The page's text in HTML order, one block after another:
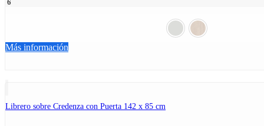
6
Más información
Librero sobre Credenza con Puerta 142 x 85 cm